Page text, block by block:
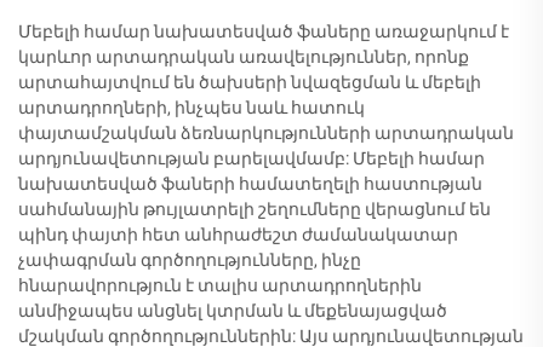
Մեբելի համար նախատեսված ֆաները առաջարկում է
կարևոր արտադրական առավելություններ, որոնք
արտահայտվում են ծախսերի նվազեցման և մեբելի
արտադրողների, ինչպես նաև հատուկ
փայտամշակման ձեռնարկությունների արտադրական
արդյունավետության բարելավմամբ: Մեբելի համար
նախատեսված ֆաների համատեղելի հաստության
սահմանային թույլատրելի շեղումները վերացնում են
պինդ փայտի հետ անհրաժեշտ ժամանակատար
չափագրման գործողությունները, ինչը
հնարավորություն է տալիս արտադրողներին
անմիջապես անցնել կտրման և մեքենայացված
մշակման գործողություններին: Այս արդյունավետության